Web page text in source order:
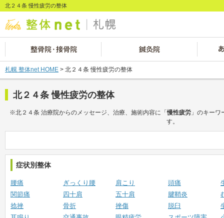
北２４条 慢性疲労の整体
札幌 整体net HOME > 北２４条 慢性疲労の整体
北２４条 慢性疲労の整体
※北２４条 治療院からのメッセージ、治療、施術内容に「慢性疲労 」のキー
す。
症状別整体
腰痛 ぎっくり腰 肩こり 頭痛
関節痛
四十肩 五十肩 腱鞘炎
捻挫
骨折 挫傷 脱臼